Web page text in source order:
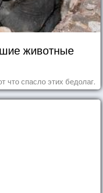
животные
что спасло этих бедолаг.